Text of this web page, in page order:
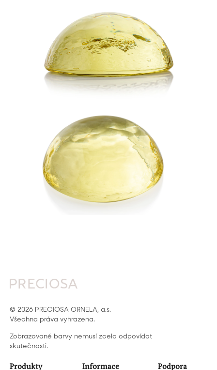
© 2026 PRECIOSA ORNELA, a.s.
Všechna práva vyhrazena.
Zobrazované barvy nemusí zcela odpovídat
skutečnosti.
Produkty Informace Podpora